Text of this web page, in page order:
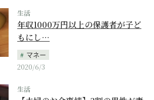
生活
年収1000万円以上の保護者が子ど
もにし…
マネー
2020/6/3
生活